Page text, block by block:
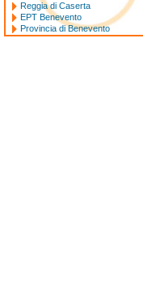
Reggia di Caserta
EPT Benevento
Provincia di Benevento